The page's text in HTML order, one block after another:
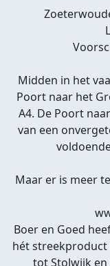
Midden in het
Poort naar het
A4. De Poort
van een
Maar er is meer
Boer en Goed
hét streekproduct
tot Stolwijk